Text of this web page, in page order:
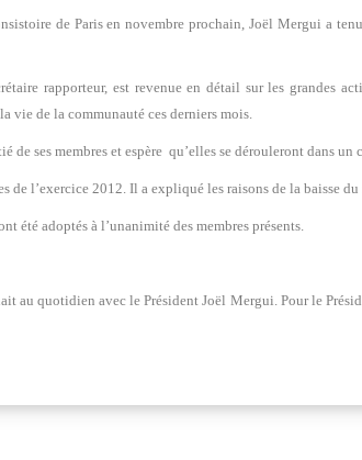
de Paris en novembre prochain, Joël Mergui a
rapporteur, est revenue en détail sur les grandes
vie de la communauté ces derniers mois.
ses membres et espère qu’elles se dérouleront dans un
l’exercice 2012. Il a expliqué les raisons de la baisse
été adoptés à l’unanimité des membres présents.
au quotidien avec le Président Joël Mergui. Pour le